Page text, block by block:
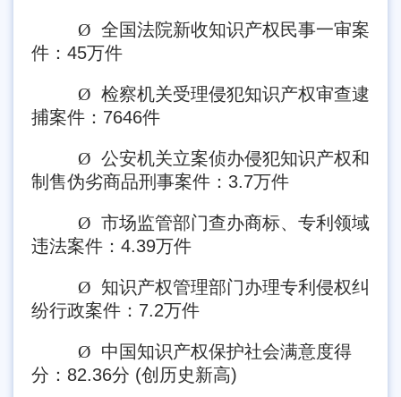
Ø 全国法院新收知识产权民事一审案
件：45万件
Ø 检察机关受理侵犯知识产权审查逮
捕案件：7646件
Ø 公安机关立案侦办侵犯知识产权和
制售伪劣商品刑事案件：3.7万件
Ø 市场监管部门查办商标、专利领域
违法案件：4.39万件
Ø 知识产权管理部门办理专利侵权纠
纷行政案件：7.2万件
Ø 中国知识产权保护社会满意度得
分：82.36分 (创历史新高)